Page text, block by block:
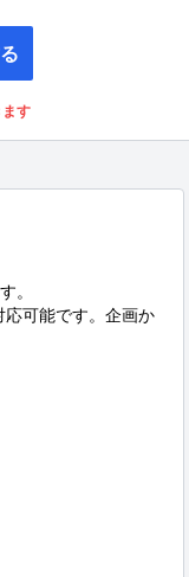
す
。
可能です。企画か